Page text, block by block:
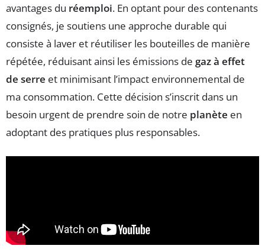
avantages du réemploi. En optant pour des contenants
consignés, je soutiens une approche durable qui
consiste à laver et réutiliser les bouteilles de manière
répétée, réduisant ainsi les émissions de gaz à effet
de serre et minimisant l’impact environnemental de
ma consommation. Cette décision s’inscrit dans un
besoin urgent de prendre soin de notre planète en
adoptant des pratiques plus responsables.